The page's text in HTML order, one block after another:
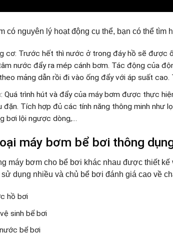
có nguyên lý hoạt động cụ thể, bạn có thể
cơ: Trước hết thì nước ở trong đáy hồ sẽ được
nước đẩy ra mép cánh bơm. Tác động của
mảng dẫn rồi đi vào ống đẩy với áp suất
Quá trình hút và đẩy của máy bơm được thực
đặn. Tích hợp đủ các tính năng thông minh như
bơi lội ngược dòng,…
máy bơm bể bơi thông
máy bơm cho bể bơi khác nhau được thiết
dụng nhiều và chủ bể bơi đánh giá cao về
hồ bơi
sinh bể bơi
bể bơi